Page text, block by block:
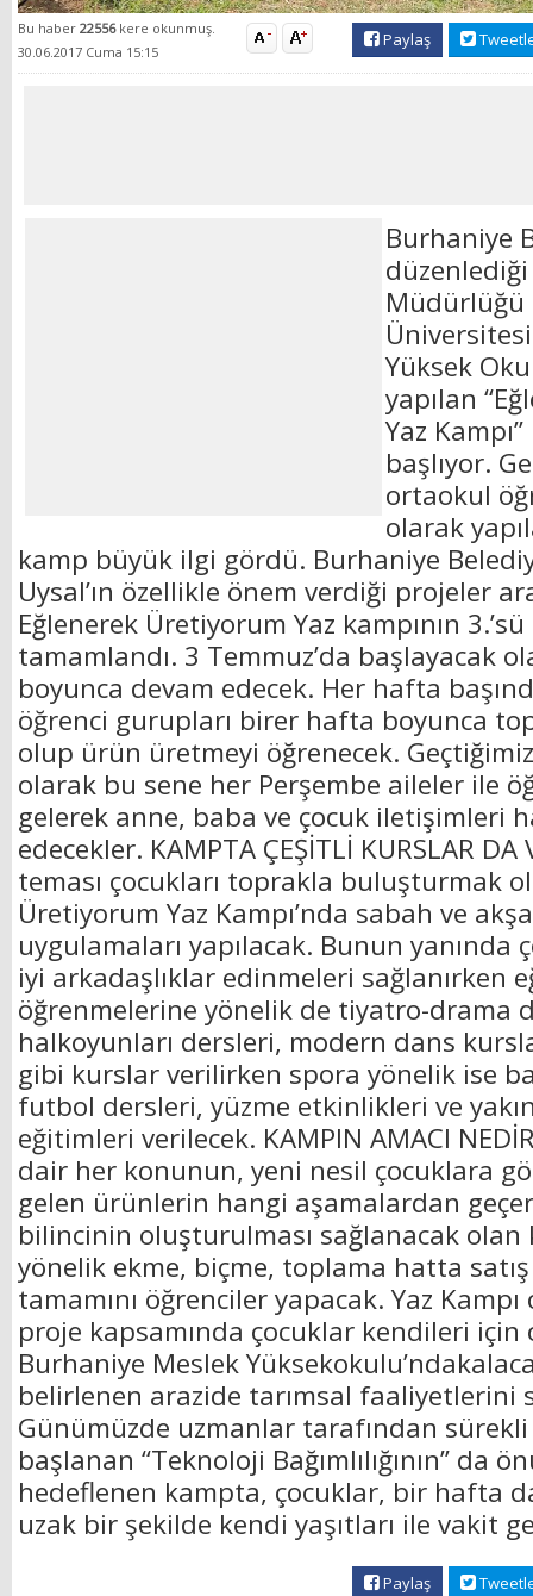
Bu haber 22556 kere okunmuş.
30.06.2017 Cuma 15:15
Paylaş
Burhaniye
Müdürlüğü
Yüksek
yapılan
Yaz
başlıyor.
ortaokul
olarak
kamp büyük ilgi gördü. Burhaniye
Uysal’ın özellikle önem verdiği projeler
Eğlenerek Üretiyorum Yaz kampının
tamamlandı. 3 Temmuz’da başlayacak
boyunca devam edecek. Her hafta
öğrenci gurupları birer hafta boyunca
olup ürün üretmeyi öğrenecek.
olarak bu sene her Perşembe aileler ile
gelerek anne, baba ve çocuk iletişimleri
edecekler. KAMPTA ÇEŞİTLİ KURSLAR DA
teması çocukları toprakla buluşturmak
Üretiyorum Yaz Kampı’nda sabah ve
uygulamaları yapılacak. Bunun yanında
iyi arkadaşlıklar edinmeleri sağlanırken
öğrenmelerine yönelik de tiyatro-drama
halkoyunları dersleri, modern dans
gibi kurslar verilirken spora yönelik ise
futbol dersleri, yüzme etkinlikleri ve
eğitimleri verilecek. KAMPIN AMACI
dair her konunun, yeni nesil çocuklara
gelen ürünlerin hangi aşamalardan
bilincinin oluşturulması sağlanacak olan
yönelik ekme, biçme, toplama hatta satış
tamamını öğrenciler yapacak. Yaz
proje kapsamında çocuklar kendileri
Burhaniye Meslek
belirlenen arazide tarımsal faaliyetlerini
Günümüzde uzmanlar tarafından
başlanan “Teknoloji Bağımlılığının” da
hedeflenen kampta, çocuklar, bir hafta
uzak bir şekilde kendi yaşıtları ile vakit
Paylaş